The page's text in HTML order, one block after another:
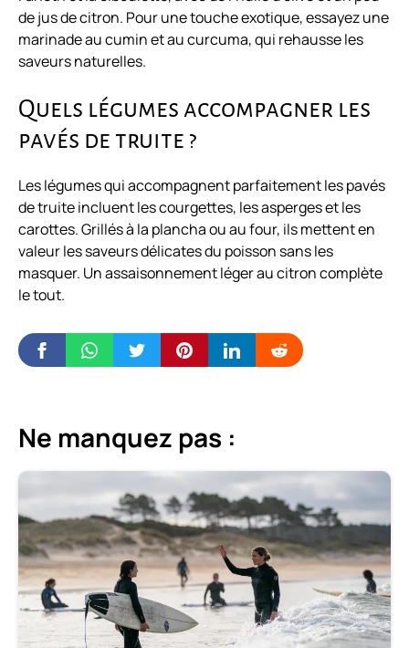
de jus de citron. Pour une touche exotique, essayez une
marinade au cumin et au curcuma, qui rehausse les
saveurs naturelles.
Quels légumes accompagner les
pavés de truite ?
Les légumes qui accompagnent parfaitement les pavés
de truite incluent les courgettes, les asperges et les
carottes. Grillés à la plancha ou au four, ils mettent en
valeur les saveurs délicates du poisson sans les
masquer. Un assaisonnement léger au citron complète
le tout.
Ne manquez pas :